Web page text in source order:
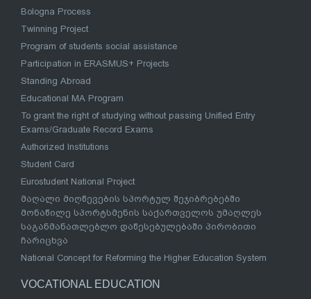
Bologna Process
Twinning Project
Program of students social assistance
Participation in ERASMUS+ Projects
Standing Abroad
Educational MA Program
To grant the right of studying without passing Unified Entry
Exams/Graduate Record Exams
Authorized Institutions
Student Card
Eurostudent National Project
მაღალი მიღწევების სპორტულ შეჯიბრებებში
მონაწილე სპორტსმენის საქართველოს უმაღლეს
საგანმანათლებლო დაწესებულებაში პირობითი
ჩარიცხვა
National Concept for Reforming the Higher Education System
VOCATIONAL EDUCATION